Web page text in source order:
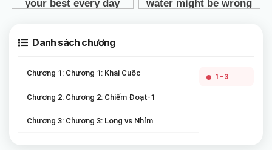
Danh sách chương
Chương 1: Chương 1: Khai Cuộc
Chương 2: Chương 2: Chiếm Đoạt-1
Chương 3: Chương 3: Long vs Nhím
1–3